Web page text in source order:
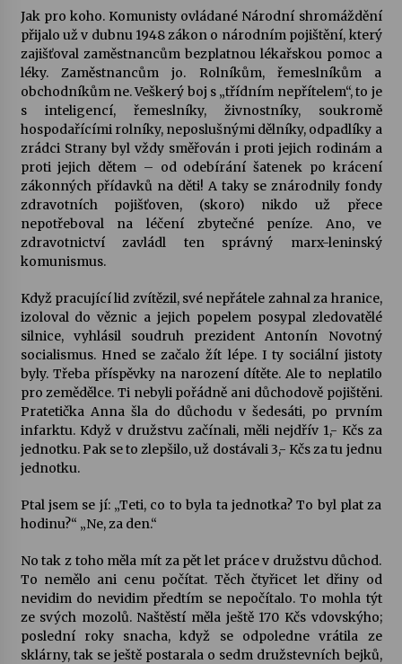
Vysočinka
17. 7. 2026
Ozvěny prázdnin
14. 7. 2026
Za kulturou kousek za Humpolec. V Želivě ožije
odkaz Josefa Čapka
13. 7. 2026
3. 7. 2026
Petr Adamec – Malovaný svět
30. 6. 2026
Jak pro koho. Komunisty ovládané Národní shromáždění
přijalo už v dubnu 1948 zákon o národním pojištění, který
zajišťoval zaměstnancům bezplatnou lékařskou pomoc a
léky. Zaměstnancům jo. Rolníkům, řemeslníkům a
obchodníkům ne. Veškerý boj s „třídním nepřítelem“, to je
s inteligencí, řemeslníky, živnostníky, soukromě
hospodařícími rolníky, neposlušnými dělníky, odpadlíky a
zrádci Strany byl vždy směřován i proti jejich rodinám a
proti jejich dětem – od odebírání šatenek po krácení
zákonných přídavků na děti! A taky se znárodnily fondy
zdravotních pojišťoven, (skoro) nikdo už přece
nepotřeboval na léčení zbytečné peníze. Ano, ve
zdravotnictví zavládl ten správný marx-leninský
komunismus.
Když pracující lid zvítězil, své nepřátele zahnal za hranice,
izoloval do věznic a jejich popelem posypal zledovatělé
silnice, vyhlásil soudruh prezident Antonín Novotný
socialismus. Hned se začalo žít lépe. I ty sociální jistoty
byly. Třeba příspěvky na narození dítěte. Ale to neplatilo
pro zemědělce. Ti nebyli pořádně ani důchodově pojištěni.
Pratetička Anna šla do důchodu v šedesáti, po prvním
infarktu. Když v družstvu začínali, měli nejdřív 1,- Kčs za
jednotku. Pak se to zlepšilo, už dostávali 3,- Kčs za tu jednu
jednotku.
Ptal jsem se jí: „Teti, co to byla ta jednotka? To byl plat za
hodinu?“ „Ne, za den.“
No tak z toho měla mít za pět let práce v družstvu důchod.
To nemělo ani cenu počítat. Těch čtyřicet let dřiny od
nevidim do nevidim předtím se nepočítalo. To mohla týt
ze svých mozolů. Naštěstí měla ještě 170 Kčs vdovskýho;
poslední roky snacha, když se odpoledne vrátila ze
sklárny, tak se ještě postarala o sedm družstevních bejků,